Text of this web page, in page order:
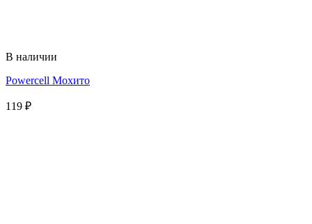
В наличии
Powercell Мохито
119 ₽